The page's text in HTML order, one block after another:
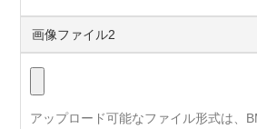
画像ファイル2
アップロード可能なファイル形式は、